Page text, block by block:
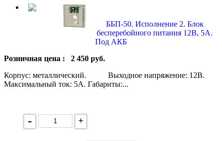
ББП-50. Исполнение 2. Блок
бесперебойного питания 12В, 5А.
Под АКБ
Розничная цена : 2 450 руб.
Корпус: металлический. Выходное напряжение: 12В.
Максимальный ток: 5А. Габариты:...
- +